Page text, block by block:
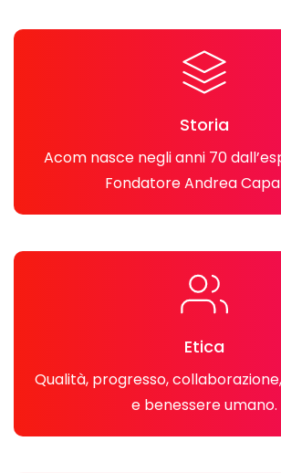
Storia
Acom nasce negli anni 70
Fondatore Andrea
Etica
Qualità, progresso,
e benessere umano.